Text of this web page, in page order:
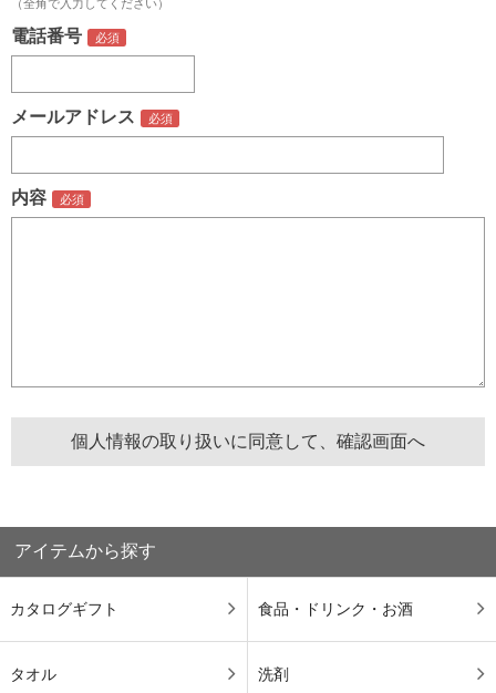
（全角で入力してください）
電話番号
メールアドレス
内容
アイテムから探す
カタログギフト 食品・ドリンク・お酒
タオル 洗剤